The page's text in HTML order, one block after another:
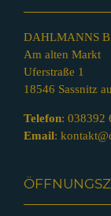
DAHLMANNS
Am alten Markt
Uferstraße 1
18546 Sassnitz
Telefon: 038392
Email: